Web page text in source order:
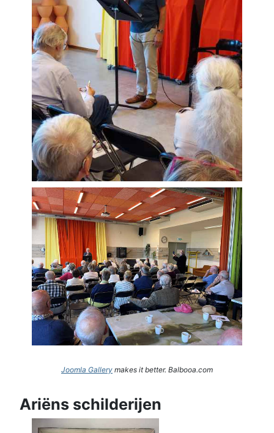
Joomla Gallery makes it better. Balbooa.com
Ariëns schilderijen